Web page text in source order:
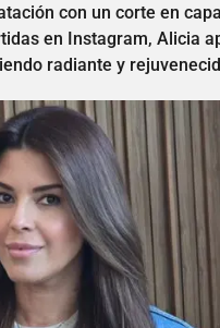
con un corte en
en Instagram, Alicia
radiante y